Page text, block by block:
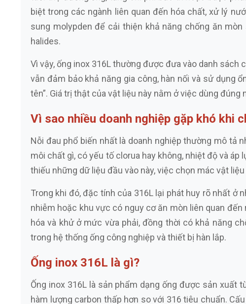
biệt trong các ngành liên quan đến hóa chất, xử lý
sung molypden để cải thiện khả năng chống ăn
halides.
Vì vậy, ống inox 316L thường được đưa vào danh
vẫn đảm bảo khả năng gia công, hàn nối và sử dụng
tên”. Giá trị thật của vật liệu này nằm ở việc dùng
Vì sao nhiều doanh nghiệp gặp khó khi
Nỗi đau phổ biến nhất là doanh nghiệp thường mô tả
môi chất gì, có yếu tố clorua hay không, nhiệt độ và
thiếu những dữ liệu đầu vào này, việc chọn mác vật
Trong khi đó, đặc tính của 316L lại phát huy rõ nhất
nhiễm hoặc khu vực có nguy cơ ăn mòn liên quan
hóa và khử ở mức vừa phải, đồng thời có khả năng
trong hệ thống ống công nghiệp và thiết bị hàn lắp.
Ống inox 316L là gì?
Ống inox 316L là sản phẩm dạng ống được sản xuất
hàm lượng carbon thấp hơn so với 316 tiêu chuẩn.